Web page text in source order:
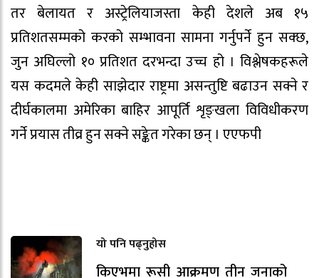
तर बेलायत र अस्ट्रेलियाजस्ता केही देशले अब १५
प्रतिशतसम्मको करको सम्भावना सामना गर्नुपर्ने हुन सक्छ,
जुन अघिल्लो १० प्रतिशत दरभन्दा उच्च हो । विश्लेषकहरूले
यस कदमले केही साझेदार राष्ट्रमा असन्तुष्टि बढाउन सक्ने र
दीर्घकालमा अमेरिका बाहिर आपूर्ति शृङ्खला विविधीकरण
गर्ने प्रयास तीव्र हुन सक्ने सङ्केत गरेका छन् । एएफपी
यो पनि पढ्नुहोस
किएभमा रूसी आक्रमण तीन जनाको